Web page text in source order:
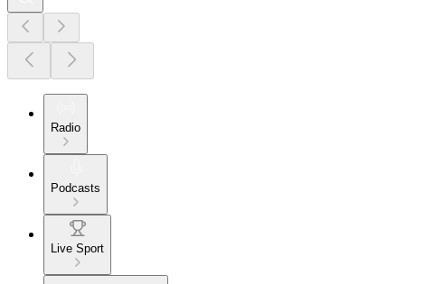
Radio
Podcasts
Live Sport